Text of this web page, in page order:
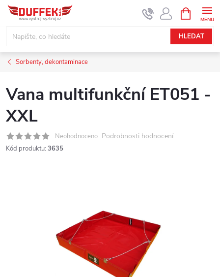
Přejít
obsah
HLEDAT
NÁKUPNÍ
KOŠÍK
Sorbenty, dekontaminace
Vana multifunkční ET051 -
XXL
Neohodnoceno Podrobnosti hodnocení
Kód produktu: 3635